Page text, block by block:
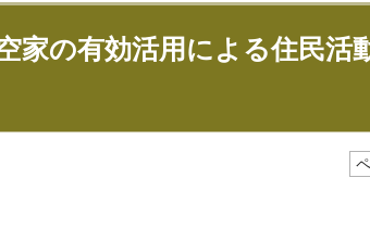
家の有効活用による住民活